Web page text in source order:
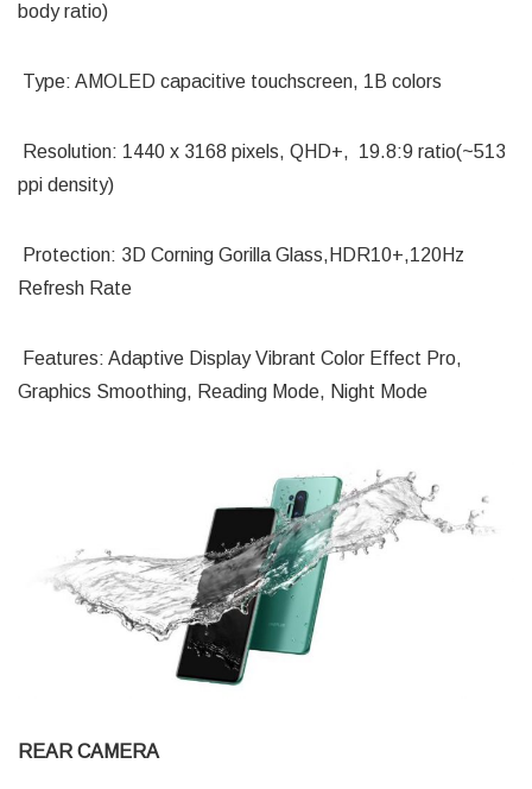
body ratio)
Type: AMOLED capacitive touchscreen, 1B colors
Resolution: 1440 x 3168 pixels, QHD+, 19.8:9 ratio(~513
ppi density)
Protection: 3D Corning Gorilla Glass,HDR10+,120Hz
Refresh Rate
Features: Adaptive Display Vibrant Color Effect Pro,
Graphics Smoothing, Reading Mode, Night Mode
REAR CAMERA